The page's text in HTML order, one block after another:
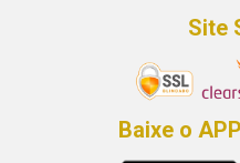
Site
Baixe o